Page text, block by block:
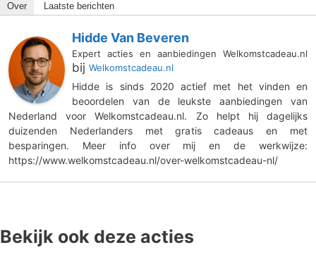
Over Laatste berichten
Hidde Van Beveren
Expert acties en aanbiedingen Welkomstcadeau.nl
bij Welkomstcadeau.nl
Hidde is sinds 2020 actief met het vinden en
beoordelen van de leukste aanbiedingen van
Nederland voor Welkomstcadeau.nl. Zo helpt hij dagelijks
duizenden Nederlanders met gratis cadeaus en met
besparingen. Meer info over mij en de werkwijze:
https://www.welkomstcadeau.nl/over-welkomstcadeau-nl/
Bekijk ook deze acties